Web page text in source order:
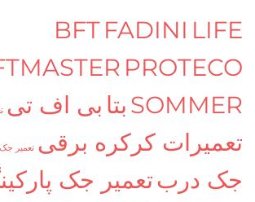
BFTFADINI
LIFTMASTER
بتابی اف تی تعمیرات جک
کرکره برقی تعمیر جک برقی
تعمیر جک پارکینگ